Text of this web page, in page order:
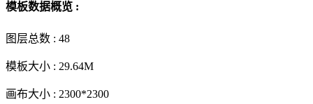
模板数据概览 :
图层总数 : 48
模板大小 : 29.64M
画布大小 : 2300*2300